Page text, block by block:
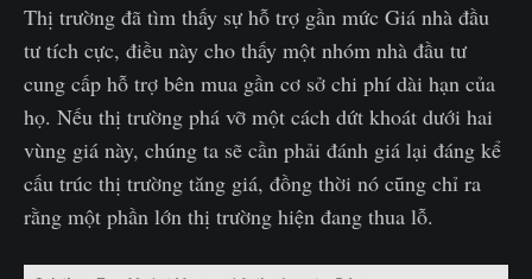
Thị trường đã tìm thấy sự hỗ trợ gần mức Giá nhà đầu
tư tích cực, điều này cho thấy một nhóm nhà đầu tư
cung cấp hỗ trợ bên mua gần cơ sở chi phí dài hạn của
họ. Nếu thị trường phá vỡ một cách dứt khoát dưới hai
vùng giá này, chúng ta sẽ cần phải đánh giá lại đáng kể
cấu trúc thị trường tăng giá, đồng thời nó cũng chỉ ra
rằng một phần lớn thị trường hiện đang thua lỗ.